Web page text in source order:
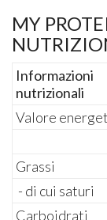
MY
Informazioni
nutrizionali
Valore
Grassi
- di cui saturi
Carboidrati